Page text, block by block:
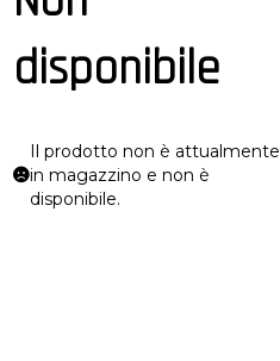
disponibile
Il prodotto non è attualmente
in magazzino e non è
disponibile.